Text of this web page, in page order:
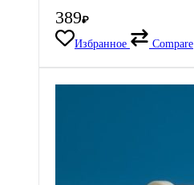
389₽
Избранное
Compare